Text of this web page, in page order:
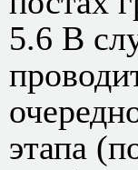
5.6 В
этапа